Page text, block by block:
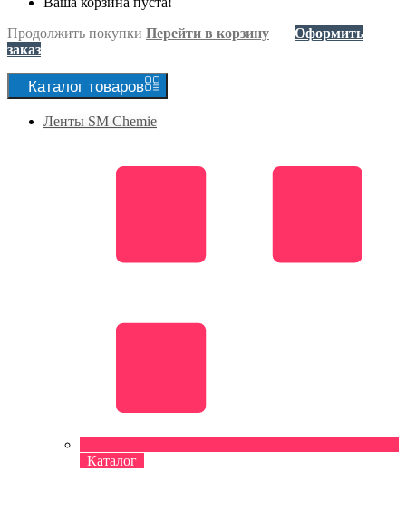
Продолжить покупки Перейти в корзину
Оформить
заказ
Каталог товаров
Ленты SM Chemie
Каталог